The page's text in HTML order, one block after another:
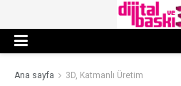
Ana sayfa 3D, Katmanlı Üretim